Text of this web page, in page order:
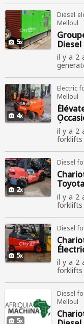
5
Diesel
Melloul
il y a 2
Vente
4
Electric
Melloul
il y a 2
forklifts
Vente
2
Diesel
il y a 2
forklifts
315
5
Diesel
il y a 2
forklifts
5
Diesel
Melloul